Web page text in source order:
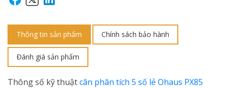
Thông tin sản phẩm Chính sách bảo hành
Đánh giá sản phẩm
Thông số kỹ thuậtcân phân tích 5 số lẻ Ohaus PX85